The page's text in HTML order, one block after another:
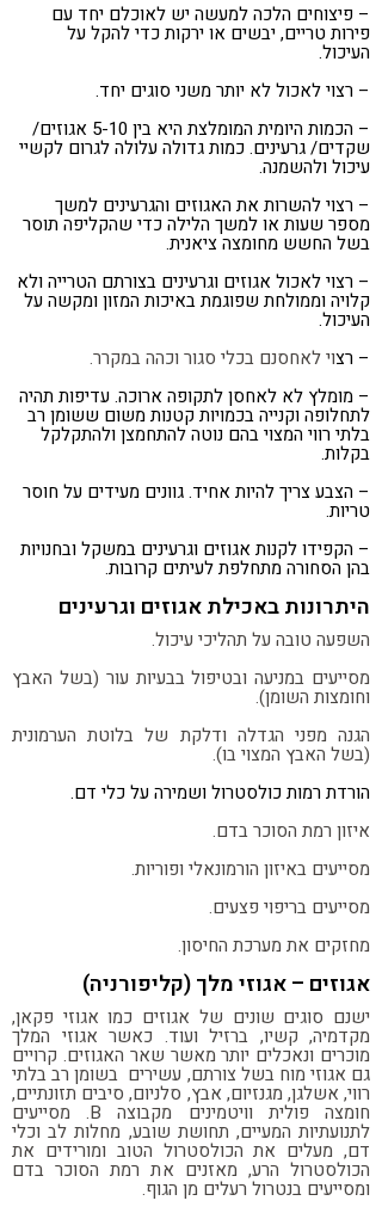
– פיצוחים הלכה למעשה יש לאוכלם יחד עם
פירות טריים, יבשים או ירקות כדי להקל על
העיכול.
– רצוי לאכול לא יותר משני סוגים יחד.
– הכמות היומית המומלצת היא בין 5-10 אגוזים/
שקדים/ גרעינים. כמות גדולה עלולה לגרום לקשיי
עיכול ולהשמנה.
– רצוי להשרות את האגוזים והגרעינים למשך
מספר שעות או למשך הלילה כדי שהקליפה תוסר
בשל החשש מחומצה ציאנית.
– רצוי לאכול אגוזים וגרעינים בצורתם הטרייה ולא
קלויה וממולחת שפוגמת באיכות המזון ומקשה על
העיכול.
– רצוי לאחסנם בכלי סגור וכהה במקרר.
– מומלץ לא לאחסן לתקופה ארוכה. עדיפות תהיה
לתחלופה וקנייה בכמויות קטנות משום ששומן רב
בלתי רווי המצוי בהם נוטה להתחמצן ולהתקלקל
בקלות.
– הצבע צריך להיות אחיד. גוונים מעידים על חוסר
טריות.
– הקפידו לקנות אגוזים וגרעינים במשקל ובחנויות
בהן הסחורה מתחלפת לעיתים קרובות.
היתרונות באכילת אגוזים וגרעינים
השפעה טובה על תהליכי עיכול.
מסייעים במניעה ובטיפול בבעיות עור (בשל האבץ
וחומצות השומן).
הגנה מפני הגדלה ודלקת של בלוטת הערמונית
(בשל האבץ המצוי בו).
הורדת רמות כולסטרול ושמירה על כלי דם.
איזון רמת הסוכר בדם.
מסייעים באיזון הורמונאלי ופוריות.
מסייעים בריפוי פצעים.
מחזקים את מערכת החיסון.
אגוזים – אגוזי מלך (קליפורניה)
ישנם סוגים שונים של אגוזים כמו אגוזי פקאן,
מקדמיה, קשיו, ברזיל ועוד. כאשר אגוזי המלך
מוכרים ונאכלים יותר מאשר שאר האגוזים. קרויים
גם אגוזי מוח בשל צורתם, עשירים בשומן רב בלתי
רווי, אשלגן, מגנזיום, אבץ, סלניום, סיבים תזונתיים,
חומצה פולית וויטמינים מקבוצה B. מסייעים
לתנועתיות המעיים, תחושת שובע, מחלות לב וכלי
דם, מעלים את הכולסטרול הטוב ומורידים את
הכולסטרול הרע, מאזנים את רמת הסוכר בדם
ומסייעים בנטרול רעלים מן הגוף.